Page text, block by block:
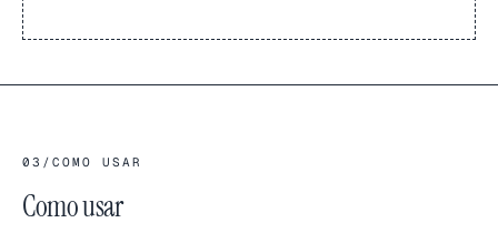
03 / COMO USAR
Como usar